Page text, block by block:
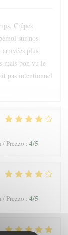
Crêpes
sur nos
arrivées plus
mais bon vu le
pas intentionnel
/ Prezzo : 4/5
/ Prezzo : 4/5